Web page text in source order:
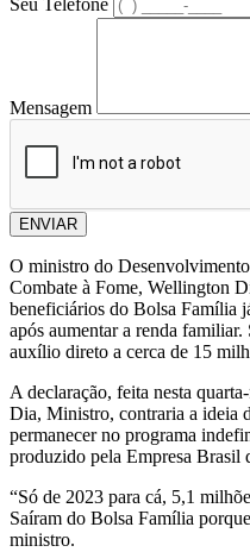
Seu Telefone
Mensagem
ENVIAR
O ministro do
Combate à Fome, Wellington
beneficiários do Bolsa Família
após aumentar a renda
auxílio direto a cerca de 15
A declaração, feita nesta
Dia, Ministro, contraria a ideia
permanecer no programa
produzido pela Empresa Brasil
“Só de 2023 para cá, 5,1
Saíram do Bolsa Família
ministro.